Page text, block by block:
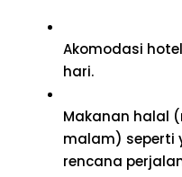
Akomodasi
hari.
Makanan halal
malam) seperti
rencana